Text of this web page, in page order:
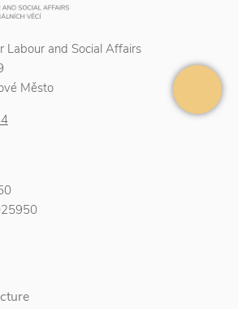
Labour and Social Affairs
Město